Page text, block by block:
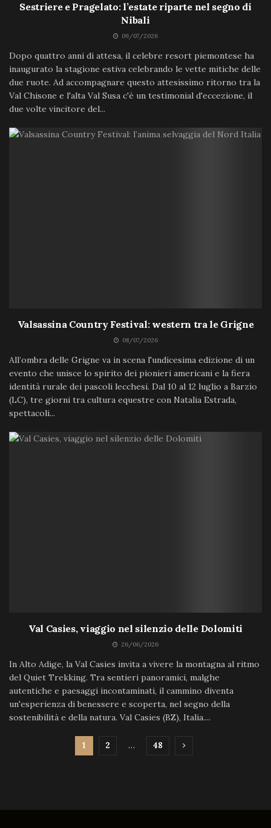
Sestriere e Pragelato: l’estate riparte nel segno di
Nibali
09/07/2026
Dopo quattro anni di attesa, il celebre resort piemontese ha
inaugurato la stagione estiva celebrando le vette mitiche delle
due ruote. Ad accompagnare questo attesissimo ritorno tra la
Val Chisone e l'alta Val Susa c'è un testimonial d'eccezione, il
due volte vincitore del...
Valsassina Country Festival: western tra le Grigne
08/07/2026
All’ombra delle Grigne va in scena l'undicesima edizione di un
evento che unisce lo spirito dei pionieri americani e la fiera
identità rurale dei pascoli lecchesi. Dal 10 al 12 luglio a Barzio
(LC), tre giorni tra cultura equestre con Natalia Estrada,
spettacoli...
Val Casies, viaggio nel silenzio delle Dolomiti
26/06/2026
In Alto Adige, la Val Casies invita a vivere la montagna al ritmo
del Quiet Trekking. Tra sentieri panoramici, malghe
autentiche e paesaggi incontaminati, il cammino diventa
un'esperienza di benessere e scoperta, nel segno della
sostenibilità e della natura. Val Casies (BZ), Italia....
1 2 … 48